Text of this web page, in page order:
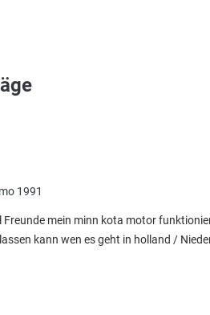
1991
Freunde mein minn kota motor
kann wen es geht in holland /